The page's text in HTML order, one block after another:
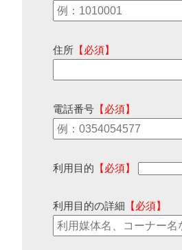
住所 【必須】
電話番号 【必須】
利用目的 【必須】
利用目的の詳細 【必須】